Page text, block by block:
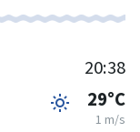
20:38
29°C
1 m/s